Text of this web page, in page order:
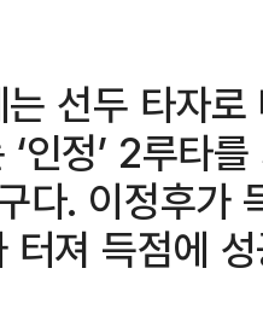
선두 타자
‘인정’ 2루타
다. 이정후가
져 득점에